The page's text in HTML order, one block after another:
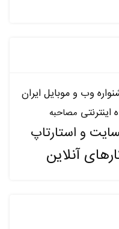
وب و موبایل ایران
اینترنتی مصاحبه
و استارتاپ
آنلاین